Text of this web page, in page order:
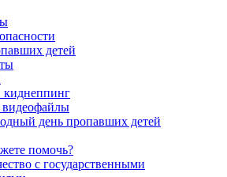
детей
день пропавших детей
помочь?
с государственными